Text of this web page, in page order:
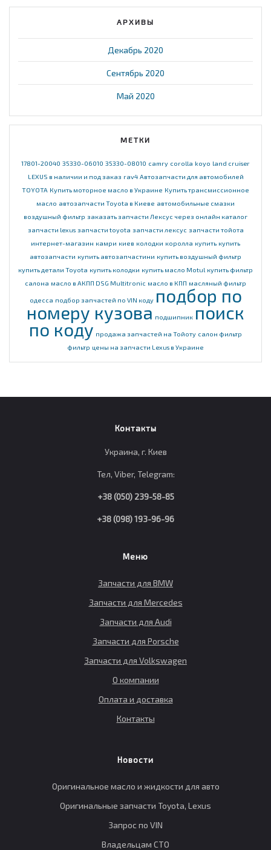
АРХИВЫ
Декабрь 2020
Сентябрь 2020
Май 2020
МЕТКИ
17801-20040 35330-06010 35330-08010 camry corolla koyo land cruiser
LEXUS в наличии и под заказ rav4 Автозапчасти для автомобилей
TOYOTA Купить моторное масло в Украине Купить трансмиссионное
масло автозапчасти Toyota в Киеве автомобильные смазки
воздушный фильтр заказать запчасти Лексус через онлайн каталог
запчасти lexus запчасти toyota запчасти лексус запчасти тойота
интернет-магазин камри киев колодки королла купить купить
автозапчасти купить автозапчастини купить воздушный фильтр
купить детали Toyota купить колодки купить масло Motul купить фильтр
салона масло в АКПП DSG Multitronic масло в КПП масляный фильтр
одесса подбор запчастей по VIN коду подбор по
номеру кузова подшипник поиск
по коду продажа запчастей на Тойоту салон фильтр
фильтр цены на запчасти Lexus в Украине
Контакты
Украина, г. Киев
Тел, Viber, Telegram:
+38 (050) 239-58-85
+38 (098) 193-96-96
Меню
Запчасти для BMW
Запчасти для Mercedes
Запчасти для Audi
Запчасти для Porsche
Запчасти для Volkswagen
О компании
Оплата и доставка
Контакты
Новости
Оригинальное масло и жидкости для авто
Оригинальные запчасти Toyota, Lexus
Запрос по VIN
Владельцам СТО